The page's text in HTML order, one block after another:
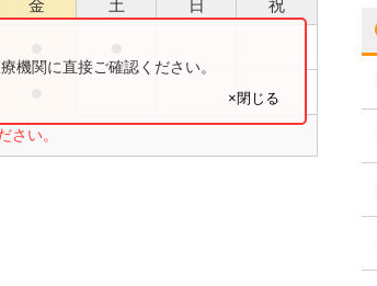
金 土 日 祝
さい。
機関に直接ご確認ください。
×閉じる